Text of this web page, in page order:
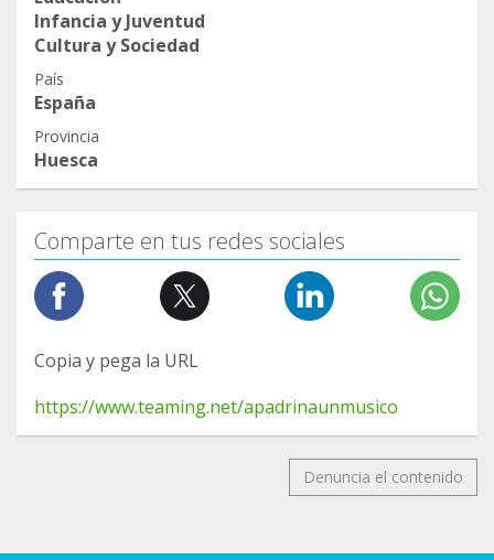
Infancia y Juventud
Cultura y Sociedad
País
España
Provincia
Huesca
Comparte en tus redes sociales
Copia y pega la URL
https://www.teaming.net/apadrinaunmusico
Denuncia el contenido